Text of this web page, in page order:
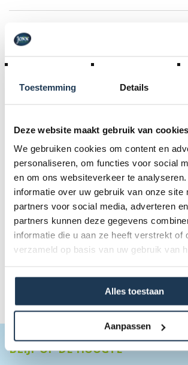
Toestemming Details
Deze website maakt gebruik van cookies
We gebruiken cookies om content en
personaliseren, om functies voor social
en om ons websiteverkeer te
informatie over uw gebruik van onze site
partners voor social media, adverteren
partners kunnen deze gegevens
informatie die u aan ze heeft verstrekt of
verzameld op basis van uw gebruik van
Alles toestaan
Aanpassen
BERG Safety Net Comfort 270 (6
€ 250,00
BLIJF OP DE HOOGTE